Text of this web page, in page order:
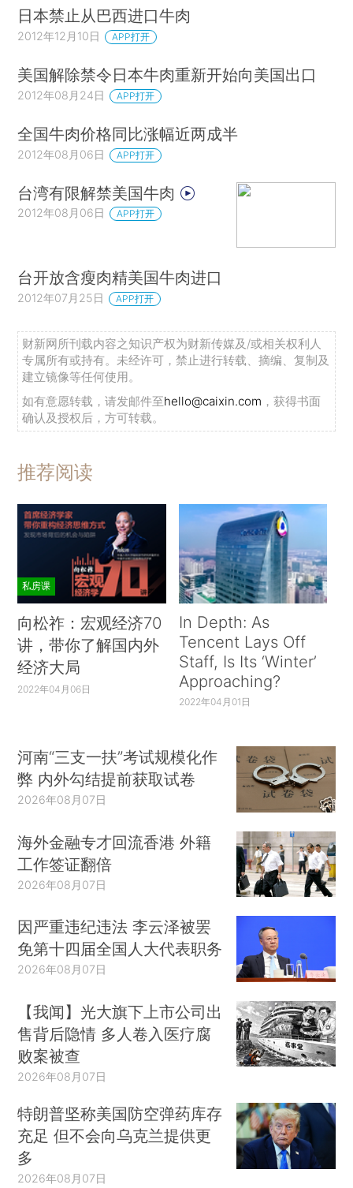
日本禁止从巴西进口牛肉
2012年12月10日 APP打开
美国解除禁令日本牛肉重新开始向美国出口
2012年08月24日 APP打开
全国牛肉价格同比涨幅近两成半
2012年08月06日 APP打开
台湾有限解禁美国牛肉
2012年08月06日 APP打开
台开放含瘦肉精美国牛肉进口
2012年07月25日 APP打开
财新网所刊载内容之知识产权为财新传媒及/或相关权利人
专属所有或持有。未经许可，禁止进行转载、摘编、复制及
建立镜像等任何使用。
如有意愿转载，请发邮件至hello@caixin.com ，获得书面
确认及授权后，方可转载。
推荐阅读
私房课
向松祚：宏观经济70
讲，带你了解国内外
经济大局
2022年04月06日
In Depth: As
Tencent Lays Off
Staff, Is Its ‘Winter’
Approaching?
2022年04月01日
河南“三支一扶”考试规模化作
弊 内外勾结提前获取试卷
2026年08月07日
海外金融专才回流香港 外籍
工作签证翻倍
2026年08月07日
因严重违纪违法 李云泽被罢
免第十四届全国人大代表职务
2026年08月07日
【我闻】光大旗下上市公司出
售背后隐情 多人卷入医疗腐
败案被查
2026年08月07日
特朗普坚称美国防空弹药库存
充足 但不会向乌克兰提供更
多
2026年08月07日